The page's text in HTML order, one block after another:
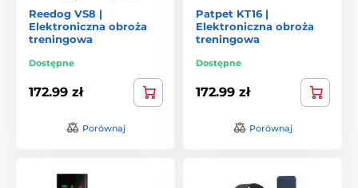
Reedog VS8 |
Elektroniczna obroża
treningowa
Dostępne
172.99 zł
Porównaj
Patpet KT16 |
Elektroniczna obroża
treningowa
Dostępne
172.99 zł
Porównaj